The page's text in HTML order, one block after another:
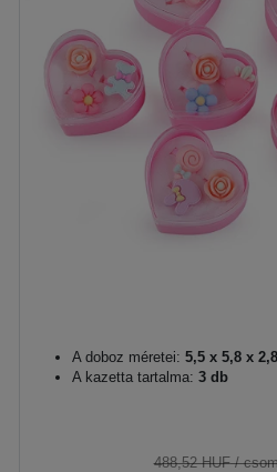
A doboz méretei: 5,5 x 5,8 x
A kazetta tartalma: 3 db
488,52 HUF/